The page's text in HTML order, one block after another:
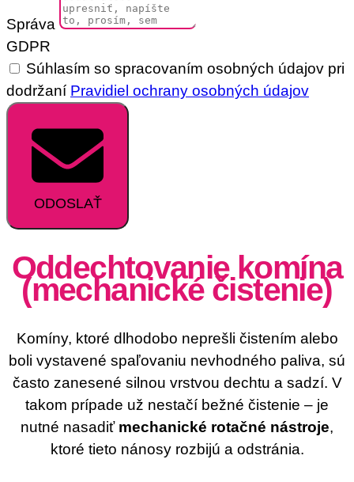
Správa
GDPR
Súhlasím so spracovaním osobných údajov pri
dodržaní Pravidiel ochrany osobných údajov
ODOSLAŤ
Oddechtovanie komína
(mechanické čistenie)
Komíny, ktoré dlhodobo neprešli čistením alebo
boli vystavené spaľovaniu nevhodného paliva, sú
často zanesené silnou vrstvou dechtu a sadzí. V
takom prípade už nestačí bežné čistenie – je
nutné nasadiť mechanické rotačné nástroje,
ktoré tieto nánosy rozbijú a odstránia.